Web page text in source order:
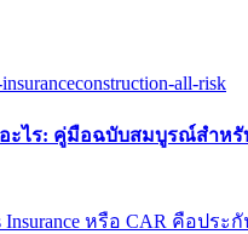
construction-all-risk
อะไร: คู่มือฉบับสมบูรณ์สำหรั
Insurance หรือ CAR คือปร